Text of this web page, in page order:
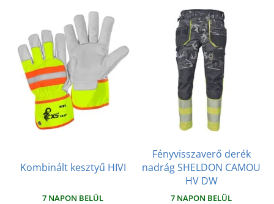
Kombinált kesztyű HIVI
7 NAPON BELÜL
Fényvisszaverő derék
nadrág SHELDON CAMOU
HV DW
7 NAPON BELÜL